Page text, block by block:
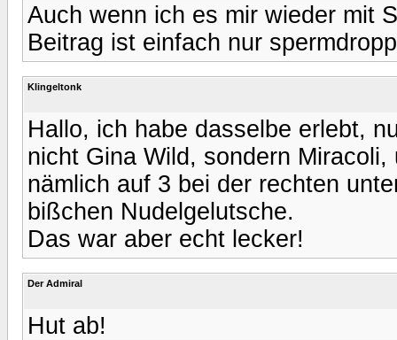
Auch wenn ich es mir wieder mit
Beitrag ist einfach nur
Klingeltonk
Hallo, ich habe dasselbe erlebt,
nicht Gina Wild, sondern
nämlich auf 3 bei der rechten
bißchen Nudelgelutsche.
Das war aber echt lecker!
Der Admiral
Hut ab!